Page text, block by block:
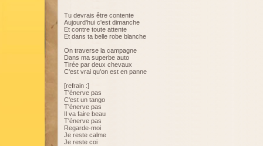
Tu devrais être contente
Aujourd'hui c'est dimanche
Et contre toute attente
Et dans ta belle robe blanche
On traverse la campagne
Dans ma superbe auto
Tirée par deux chevaux
C'est vrai qu'on est en panne
[refrain :]
T'énerve pas
C'est un tango
T'énerve pas
Il va faire beau
T'énerve pas
Regarde-moi
Je reste calme
Je reste coi